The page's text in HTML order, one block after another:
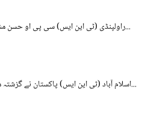
راولپنڈی (ٹی این ایس) سی پی او حسن مشتاق سکھیرا کا...
اسلام آباد (ٹی این ایس) پاکستان نے گزشتہ ماہ جولائی میں...